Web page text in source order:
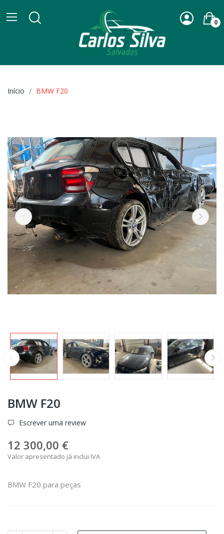
0
Início BMW F20
BMW F20
Escrever uma review
12 300,00 €
Valor apresentado já inclui IVA
BMW F20 para peças